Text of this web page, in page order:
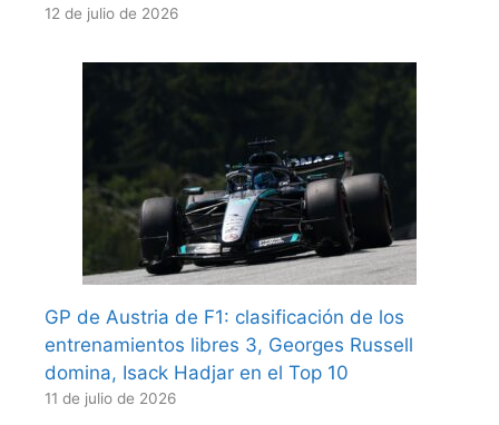
12 de julio de 2026
GP de Austria de F1: clasificación de los
entrenamientos libres 3, Georges Russell
domina, Isack Hadjar en el Top 10
11 de julio de 2026